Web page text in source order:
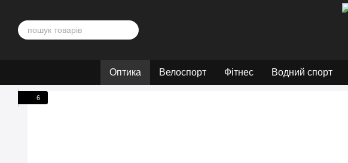
Оптика Велоспорт Фітнес Водний спорт
6